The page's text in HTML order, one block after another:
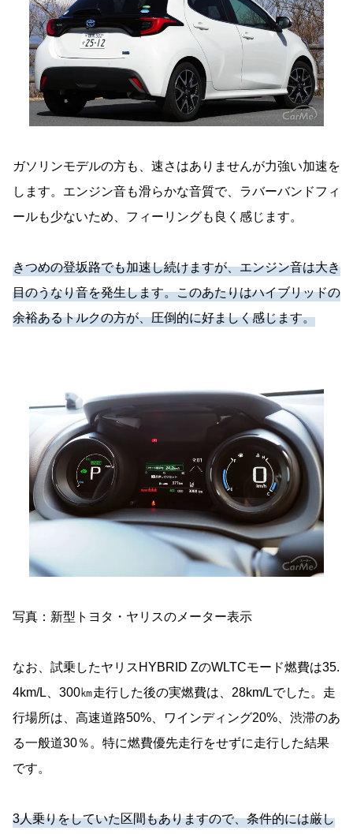
ガソリンモデルの方も、速さはありませんが力強い加速を
します。エンジン音も滑らかな音質で、ラバーバンドフィ
ールも少ないため、フィーリングも良く感じます。
きつめの登坂路でも加速し続けますが、エンジン音は大き
目のうなり音を発生します。このあたりはハイブリッドの
余裕あるトルクの方が、圧倒的に好ましく感じます。
写真：新型トヨタ・ヤリスのメーター表示
なお、試乗したヤリスHYBRID ZのWLTCモード燃費は35.
4km/L、300㎞走行した後の実燃費は、28km/Lでした。走
行場所は、高速道路50%、ワインディング20%、渋滞のあ
る一般道30％。特に燃費優先走行をせずに走行した結果
です。
3人乗りをしていた区間もありますので、条件的には厳し